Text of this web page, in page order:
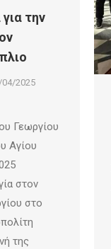
την
2025
Γεωργίου
Αγίου
στον
στο
της